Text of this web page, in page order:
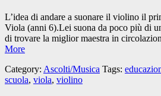
L’idea di andare a suonare il violino il
Viola (anni 6).Lei suona da poco più di
di trovare la miglior maestra in
More
Category: Ascolti/Musica Tags:
scuola, viola, violino